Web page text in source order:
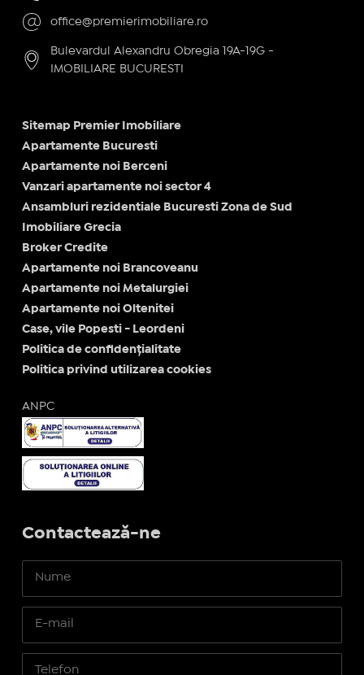
office@premierimobiliare.ro
Bulevardul Alexandru Obregia 19A-19G -
IMOBILIARE BUCURESTI
Sitemap Premier Imobiliare
Apartamente Bucuresti
Apartamente noi Berceni
Vanzari apartamente noi sector 4
Ansambluri rezidentiale Bucuresti Zona de Sud
Imobiliare Grecia
Broker Credite
Apartamente noi Brancoveanu
Apartamente noi Metalurgiei
Apartamente noi Oltenitei
Case, vile Popesti - Leordeni
Politica de confidențialitate
Politica privind utilizarea cookies
ANPC
Contactează-ne